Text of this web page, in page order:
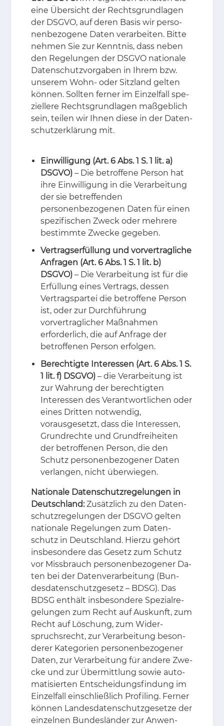
eine Über­sicht der Rechts­grund­la­gen
der DS­GVO, auf de­ren Ba­sis wir per­so­
nen­be­zo­ge­ne Da­ten ver­ar­bei­ten. Bit­te
neh­men Sie zur Kennt­nis, dass ne­ben
den Re­ge­lun­gen der DS­GVO na­tio­na­le
Da­ten­schutz­vor­ga­ben in Ih­rem bzw.
un­se­rem Wohn- oder Sitz­land gel­ten
kön­nen. Soll­ten fer­ner im Ein­zel­fall spe­
zi­el­le­re Rechts­grund­la­gen maß­geb­lich
sein, tei­len wir Ih­nen die­se in der Da­ten­
schutz­er­klä­rung mit.
Einwilligung (Art. 6 Abs. 1 S. 1 lit. a)
DSGVO)– Die betroffene Person hat
ihre Einwilligung in die Verarbeitung
der sie betreffenden
personenbezogenen Daten für einen
spezifischen Zweck oder mehrere
bestimmte Zwecke gegeben.
Vertragserfüllung und vorvertragliche
Anfragen (Art. 6 Abs. 1 S. 1 lit. b)
DSGVO)– Die Verarbeitung ist für die
Erfüllung eines Vertrags, dessen
Vertragspartei die betroffene Person
ist, oder zur Durchführung
vorvertraglicher Maßnahmen
erforderlich, die auf Anfrage der
betroffenen Person erfolgen.
Berechtigte Interessen (Art. 6 Abs. 1 S.
1 lit. f) DSGVO)– die Verarbeitung ist
zur Wahrung der berechtigten
Interessen des Verantwortlichen oder
eines Dritten notwendig,
vorausgesetzt, dass die Interessen,
Grundrechte und Grundfreiheiten
der betroffenen Person, die den
Schutz personenbezogener Daten
verlangen, nicht überwiegen.
Nationale Datenschutzregelungen in
Deutschland:Zu­sätz­lich zu den Da­ten­
schutz­re­ge­lun­gen der DS­GVO gel­ten
na­tio­na­le Re­ge­lun­gen zum Da­ten­
schutz in Deutsch­land. Hier­zu ge­hört
ins­be­son­de­re das Ge­setz zum Schutz
vor Miss­brauch per­so­nen­be­zo­ge­ner Da­
ten bei der Da­ten­ver­ar­bei­tung (Bun­
des­da­ten­schutz­ge­setz – BDSG). Das
BDSG ent­hält ins­be­son­de­re Spe­zi­al­re­
ge­lun­gen zum Recht auf Aus­kunft, zum
Recht auf Lö­schung, zum Wi­der­
spruchs­recht, zur Ver­ar­bei­tung be­son­
de­rer Ka­te­go­ri­en per­so­nen­be­zo­ge­ner
Da­ten, zur Ver­ar­bei­tung für an­de­re Zwe­
cke und zur Über­mitt­lung so­wie au­to­
ma­ti­sier­ten Ent­schei­dungs­fin­dung im
Ein­zel­fall ein­schließ­lich Pro­filing. Fer­ner
kön­nen Lan­des­da­ten­schutz­ge­set­ze der
ein­zel­nen Bun­des­län­der zur An­wen­